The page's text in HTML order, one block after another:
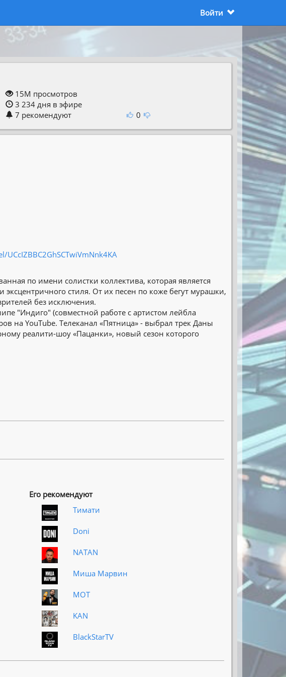
Войти
15M просмотров
3 234дня в эфире
7 рекомендуют 0
по имени солистки коллектива, которая является
стиля. От их песен по коже бегут мурашки,
без исключения.
″Индиго″ (совместной работе с артистом лейбла
на YouTube. Телеканал «Пятница» - выбрал трек Даны
реалити-шоу «Пацанки», новый сезон которого
Его рекомендуют
Тимати
Doni
NATAN
Миша Марвин
МОТ
KAN
BlackStarTV